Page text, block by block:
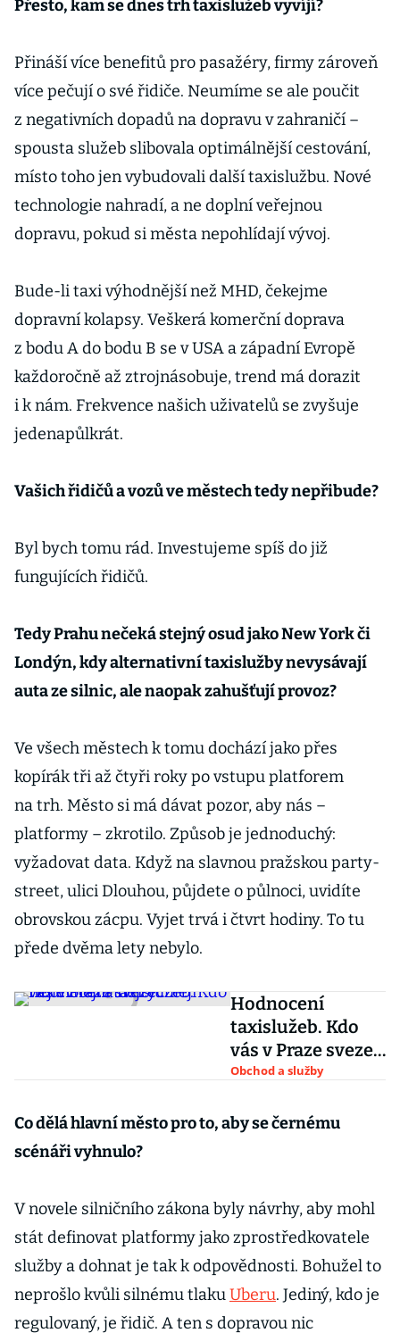
Přesto, kam se dnes trh taxislužeb vyvíjí?
Přináší více benefitů pro pasažéry, firmy zároveň
více pečují o své řidiče. Neumíme se ale poučit
z negativních dopadů na dopravu v zahraničí –
spousta služeb slibovala optimálnější cestování,
místo toho jen vybudovali další taxislužbu. Nové
technologie nahradí, a ne doplní veřejnou
dopravu, pokud si města nepohlídají vývoj.
Bude-li taxi výhodnější než MHD, čekejme
dopravní kolapsy. Veškerá komerční doprava
z bodu A do bodu B se v USA a západní Evropě
každoročně až ztrojnásobuje, trend má dorazit
i k nám. Frekvence našich uživatelů se zvyšuje
jedenapůlkrát.
Vašich řidičů a vozů ve městech tedy nepřibude?
Byl bych tomu rád. Investujeme spíš do již
fungujících řidičů.
Tedy Prahu nečeká stejný osud jako New York či
Londýn, kdy alternativní taxislužby nevysávají
auta ze silnic, ale naopak zahušťují provoz?
Ve všech městech k tomu dochází jako přes
kopírák tři až čtyři roky po vstupu platforem
na trh. Město si má dávat pozor, aby nás –
platformy – zkrotilo. Způsob je jednoduchý:
vyžadovat data. Když na slavnou pražskou party-
street, ulici Dlouhou, půjdete o půlnoci, uvidíte
obrovskou zácpu. Vyjet trvá i čtvrt hodiny. To tu
přede dvěma lety nebylo.
Hodnocení
taxislužeb. Kdo
vás v Praze sveze
nejlevněji a
Obchod a služby
Co dělá hlavní město pro to, aby se černému
scénáři vyhnulo?
V novele silničního zákona byly návrhy, aby mohl
stát definovat platformy jako zprostředkovatele
služby a dohnat je tak k odpovědnosti. Bohužel to
neprošlo kvůli silnému tlakuUberu. Jediný, kdo je
regulovaný, je řidič. A ten s dopravou nic